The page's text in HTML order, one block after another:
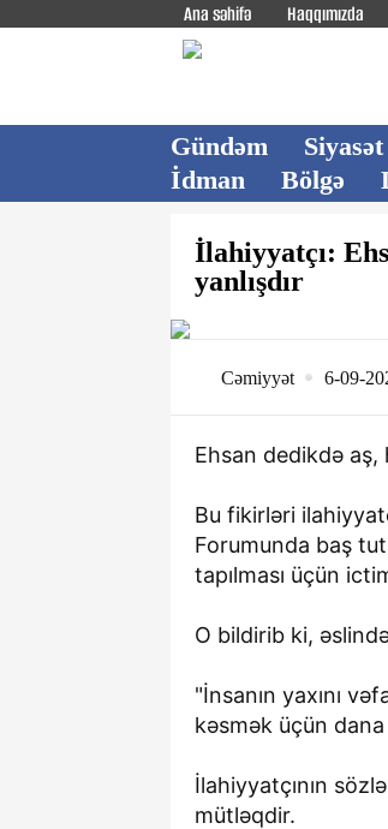
Ana səhifə Haqqımızda
Gündəm Siyasət
İdman
Bölgə
İlahiyyatçı:
yanlışdır
Cəmiyyət 6-09-
Ehsan dedikdə aş,
Bu fikirləri
Forumunda baş
tapılması üçün
O bildirib ki,
"İnsanın yaxını
kəsmək üçün
İlahiyyatçının
mütləqdir.